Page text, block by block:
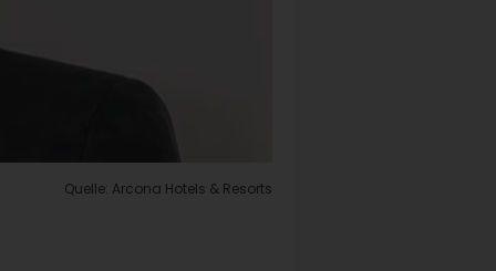
Quelle: Arcona Hotels & Resorts